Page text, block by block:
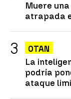
Muere
atrapada
OTAN
La
podría
ataque